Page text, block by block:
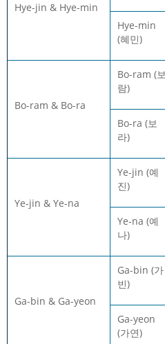
Hye-jin & Hye-min
Hye-min
(혜민)
Bo-ram & Bo-ra
Bo-ram (보
람)
Bo-ra (보
라)
Ye-jin & Ye-na
Ye-jin (예
진)
Ye-na (예
나)
Ga-bin & Ga-yeon
Ga-bin (가
빈)
Ga-yeon
(가연)